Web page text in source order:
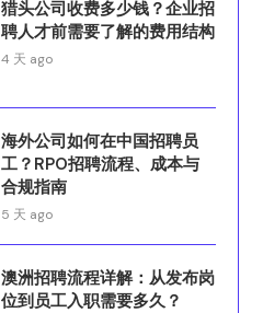
猎头公司收费多少钱？企业招
聘人才前需要了解的费用结构
4 天 ago
海外公司如何在中国招聘员
工？RPO招聘流程、成本与
合规指南
5 天 ago
澳洲招聘流程详解：从发布岗
位到员工入职需要多久？